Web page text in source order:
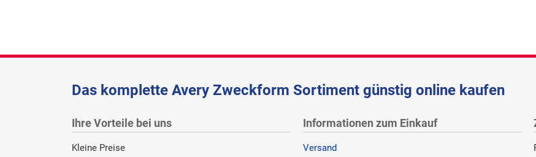
Das komplette Avery Zweckform Sortiment günstig online kaufen
Ihre Vorteile bei uns
Kleine Preise
Informationen zum Einkauf
Versand